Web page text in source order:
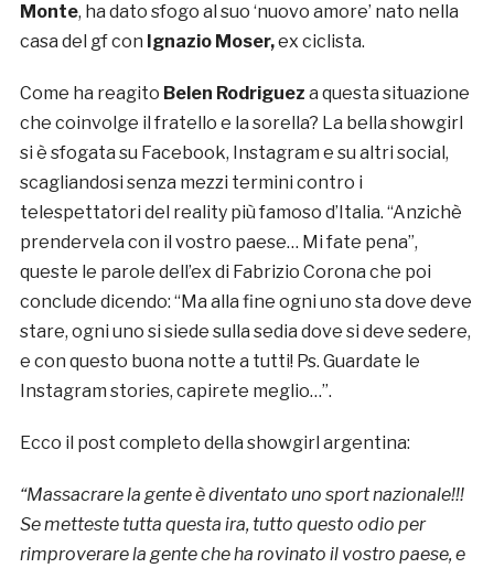
Monte, ha dato sfogo al suo ‘nuovo amore’ nato nella
casa del gf con Ignazio Moser,ex ciclista.
Come ha reagito Belen Rodriguez a questa situazione
che coinvolge il fratello e la sorella? La bella showgirl
si è sfogata su Facebook, Instagram e su altri social,
scagliandosi senza mezzi termini contro i
telespettatori del reality più famoso d’Italia. “Anzichè
prendervela con il vostro paese… Mi fate pena”,
queste le parole dell’ex di Fabrizio Corona che poi
conclude dicendo: “Ma alla fine ogni uno sta dove deve
stare, ogni uno si siede sulla sedia dove si deve sedere,
e con questo buona notte a tutti! Ps. Guardate le
Instagram stories, capirete meglio…”.
Ecco il post completo della showgirl argentina:
“Massacrare la gente è diventato uno sport nazionale!!!
Se metteste tutta questa ira, tutto questo odio per
rimproverare la gente che ha rovinato il vostro paese, e